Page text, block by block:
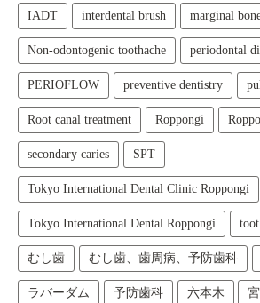
IADT interdental brush marginal
Non-odontogenic toothache periodontal
PERIOFLOW preventive dentistry
Root canal treatment Roppongi
secondary caries SPT
Tokyo International Dental Clinic Roppongi
Tokyo International Dental Roppongi
むし歯 むし歯、歯周病、予防歯科
ラバーダム 予防歯科 六本木